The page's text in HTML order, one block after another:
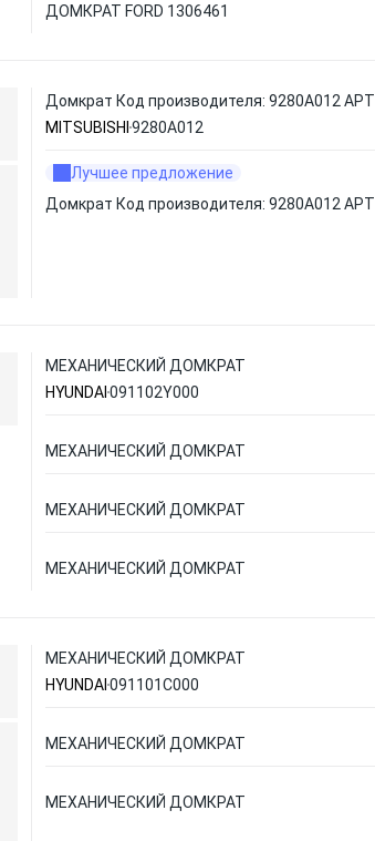
ДОМКРАТ FORD 1306461
Домкрат Код производителя: 9280A012 АРТ
MITSUBISHI 9280A012
Лучшее предложение
Домкрат Код производителя: 9280A012 АРТ
МЕХАНИЧЕСКИЙ ДОМКРАТ
HYUNDAI 091102Y000
МЕХАНИЧЕСКИЙ ДОМКРАТ
МЕХАНИЧЕСКИЙ ДОМКРАТ
МЕХАНИЧЕСКИЙ ДОМКРАТ
МЕХАНИЧЕСКИЙ ДОМКРАТ
HYUNDAI 091101C000
МЕХАНИЧЕСКИЙ ДОМКРАТ
МЕХАНИЧЕСКИЙ ДОМКРАТ